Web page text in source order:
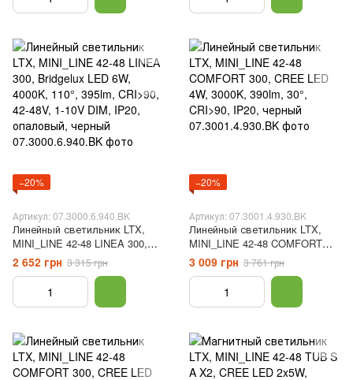
−20%
Артикул: 07.3000.6.940.BK
Линейный светильник LTX,
MINI_LINE 42-48 LINEA 300,
Bridgelux LED 6W, 4000K, 110°,
395lm, CRI>90, 42-48V, 1-10V
DIM, IP20, опаловый, черный
2 652 грн 3 315 грн
−20%
Артикул: 07.3001.4.930.BK
Линейный светильник LTX,
MINI_LINE 42-48 COMFORT
300, CREE LED 4W, 3000K,
390lm, 30°, CRI>90, IP20,
3 009 грн 3 761 грн